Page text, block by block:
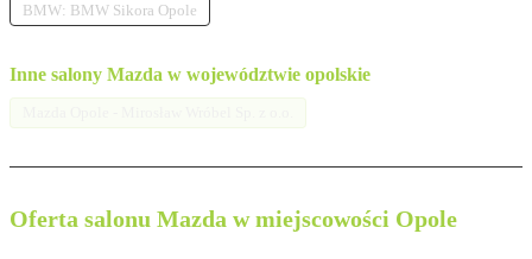
BMW: BMW Sikora Opole
Inne salony Mazda w województwie opolskie
Oferta salonu Mazda w miejscowości Opole